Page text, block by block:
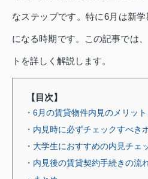
なステップです。特に6月は新
になる時期です。この記事では
トを詳しく解説します。
【目次】
・6月の賃貸物件内見のメリッ
・内見時に必ずチェックすべき
・大学生におすすめの内見チェ
・内見後の賃貸契約手続きの流